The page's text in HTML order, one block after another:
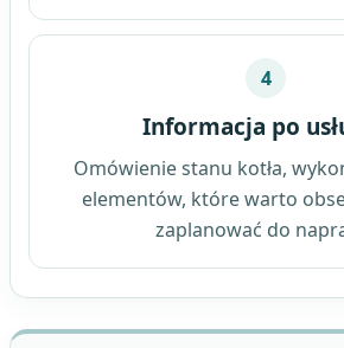
4
Informacja po
Omówienie stanu kotła,
elementów, które warto
zaplanować do